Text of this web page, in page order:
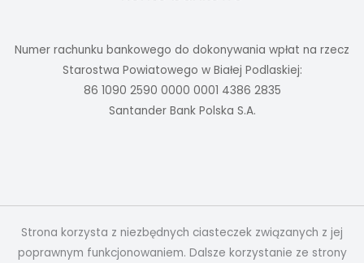
Numer rachunku bankowego do dokonywania wpłat na rzecz
Starostwa Powiatowego w Białej Podlaskiej:
86 1090 2590 0000 0001 4386 2835
Santander Bank Polska S.A.
Strona korzysta z niezbędnych ciasteczek związanych z jej
poprawnym funkcjonowaniem. Dalsze korzystanie ze strony